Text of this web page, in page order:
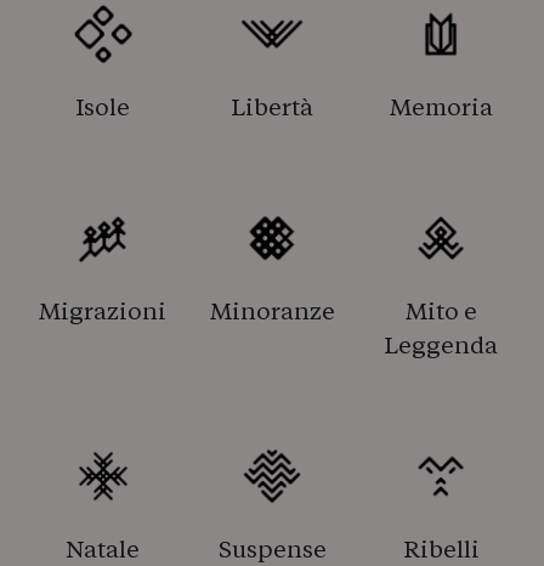
Isole Libertà Memoria
Migrazioni Minoranze
Mito e
Leggenda
Natale Suspense Ribelli